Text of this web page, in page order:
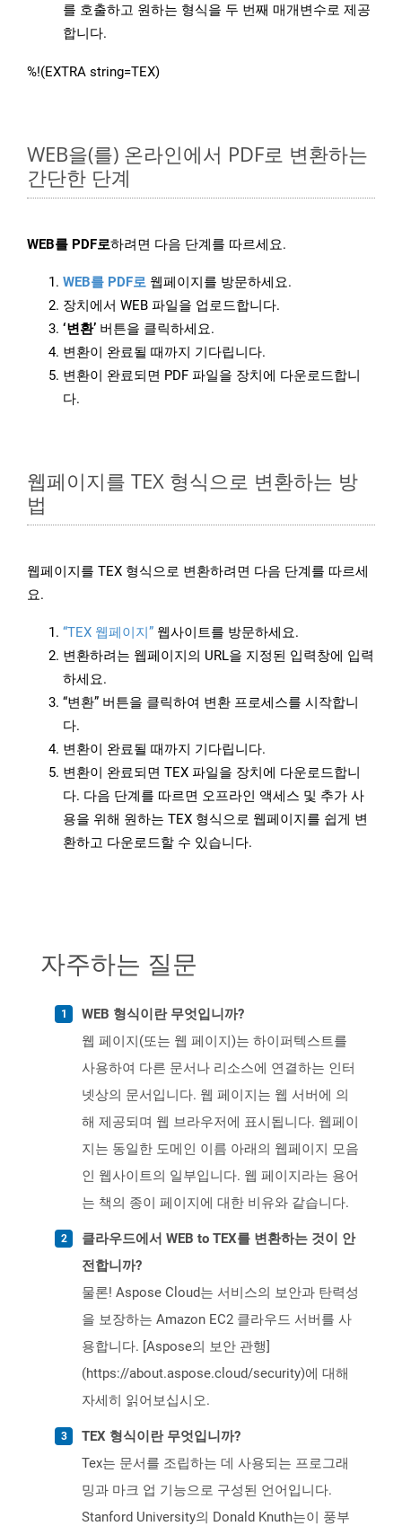
를 호출하고 원하는 형식을 두 번째 매개변수로 제공
합니다.
%!(EXTRA string=TEX)
WEB을(를) 온라인에서 PDF로 변환하는
간단한 단계
WEB를 PDF로하려면 다음 단계를 따르세요.
WEB를 PDF로 웹페이지를 방문하세요.
장치에서 WEB 파일을 업로드합니다.
‘변환’ 버튼을 클릭하세요.
변환이 완료될 때까지 기다립니다.
변환이 완료되면 PDF 파일을 장치에 다운로드합니
다.
웹페이지를 TEX 형식으로 변환하는 방
법
웹페이지를 TEX 형식으로 변환하려면 다음 단계를 따르세
요.
“TEX 웹페이지” 웹사이트를 방문하세요.
변환하려는 웹페이지의 URL을 지정된 입력창에 입력
하세요.
“변환” 버튼을 클릭하여 변환 프로세스를 시작합니
다.
변환이 완료될 때까지 기다립니다.
변환이 완료되면 TEX 파일을 장치에 다운로드합니
다. 다음 단계를 따르면 오프라인 액세스 및 추가 사
용을 위해 원하는 TEX 형식으로 웹페이지를 쉽게 변
환하고 다운로드할 수 있습니다.
자주하는 질문
WEB 형식이란 무엇입니까?
웹 페이지(또는 웹 페이지)는 하이퍼텍스트를
사용하여 다른 문서나 리소스에 연결하는 인터
넷상의 문서입니다. 웹 페이지는 웹 서버에 의
해 제공되며 웹 브라우저에 표시됩니다. 웹페이
지는 동일한 도메인 이름 아래의 웹페이지 모음
인 웹사이트의 일부입니다. 웹 페이지라는 용어
는 책의 종이 페이지에 대한 비유와 같습니다.
클라우드에서 WEB to TEX를 변환하는 것이 안
전합니까?
물론! Aspose Cloud는 서비스의 보안과 탄력성
을 보장하는 Amazon EC2 클라우드 서버를 사
용합니다. [Aspose의 보안 관행]
(https://about.aspose.cloud/security)에 대해
자세히 읽어보십시오.
TEX 형식이란 무엇입니까?
Tex는 문서를 조립하는 데 사용되는 프로그래
밍과 마크 업 기능으로 구성된 언어입니다.
Stanford University의 Donald Knuth는이 풍부